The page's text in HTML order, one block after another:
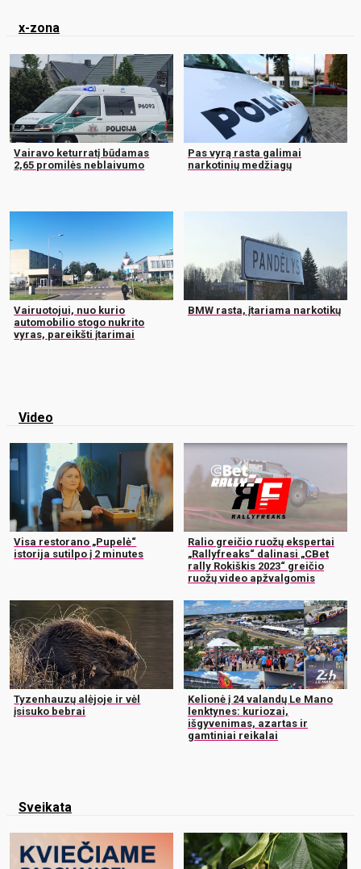
x-zona
Vairavo keturratį būdamas
2,65 promilės neblaivumo
Pas vyrą rasta galimai
narkotinių medžiagų
Vairuotojui, nuo kurio
automobilio stogo nukrito
vyras, pareikšti įtarimai
BMW rasta, įtariama narkotikų
Video
Visa restorano „Pupelė“
istorija sutilpo į 2 minutes
Ralio greičio ruožų ekspertai
„Rallyfreaks“ dalinasi „CBet
rally Rokiškis 2023“ greičio
ruožų video apžvalgomis
Tyzenhauzų alėjoje ir vėl
įsisuko bebrai
Kelionė į 24 valandų Le Mano
lenktynes: kuriozai,
išgyvenimas, azartas ir
gamtiniai reikalai
Sveikata